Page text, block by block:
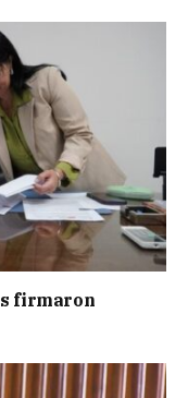
firmaron